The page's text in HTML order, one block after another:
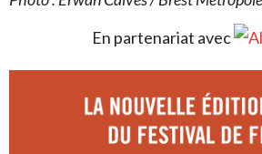
En partenariat avec